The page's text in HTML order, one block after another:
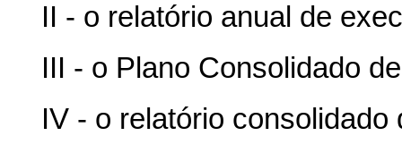
II - o relatório anual de
III - o Plano Consolidado
IV - o relatório